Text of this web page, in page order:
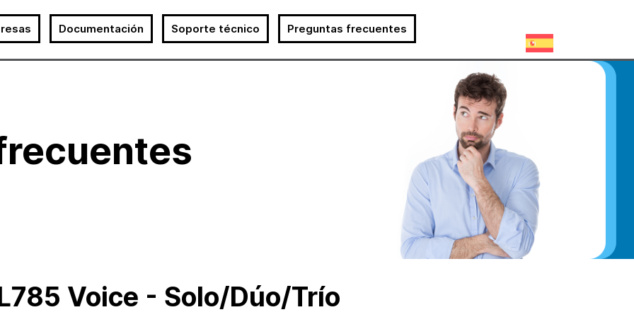
Documentación Soporte técnico Preguntas frecuentes
Voice - Solo/Dúo/Trío